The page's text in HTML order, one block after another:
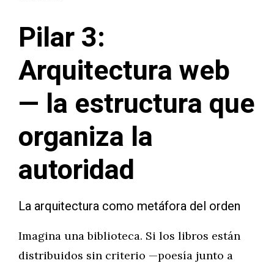
Pilar 3:
Arquitectura web
— la estructura que
organiza la
autoridad
La arquitectura como metáfora del orden
Imagina una biblioteca. Si los libros están
distribuidos sin criterio —poesía junto a